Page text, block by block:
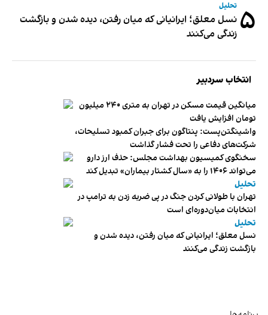
۵ تحلیل
نسل معلق؛ ایرانیانی که میان رفتن، دیده شدن و بازگشت
زندگی می‌کنند
انتخاب سردبیر
میانگین قیمت مسکن در تهران به متری ۲۴۰ میلیون
تومان افزایش یافت
واشینگتن‌پست: پنتاگون برای جبران کمبود تسلیحات،
شرکت‌های دفاعی را تحت فشار گذاشت
سخنگوی کمیسیون بهداشت مجلس: حذف ارز دارو
می‌تواند ۱۴۰۶ را به «سال کشتار بیماران» تبدیل کند
تحلیل
تهران با طولانی کردن جنگ در پی ضربه زدن به ترامپ در
انتخابات میان‌دوره‌ای است
تحلیل
نسل معلق؛ ایرانیانی که میان رفتن، دیده شدن و
بازگشت زندگی می‌کنند